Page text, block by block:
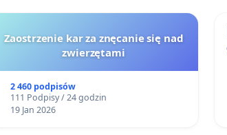
Zaostrzenie kar za znęcanie się nad
zwierzętami
2 460 podpisów
111 Podpisy / 24 godzin
19 Jan 2026